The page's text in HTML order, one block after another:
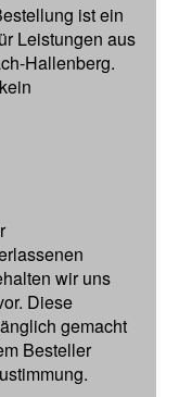
ist ein
Leistungen aus
Hallenberg.
wir uns
Diese
gemacht
Besteller